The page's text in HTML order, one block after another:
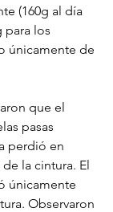
(160g al día
para los
únicamente de
que el
pasas
perdió en
la cintura. El
únicamente
Observaron